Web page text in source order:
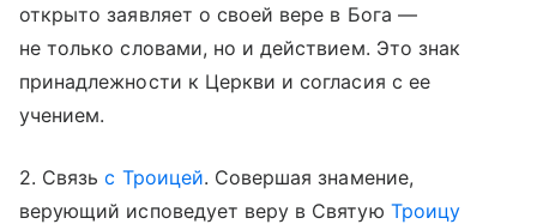
открыто заявляет о своей вере в Бога —
не только словами, но и действием. Это знак
принадлежности к Церкви и согласия с ее
учением.
2. Связьс Троицей. Совершая знамение,
верующий исповедует веру в Святую Троицу